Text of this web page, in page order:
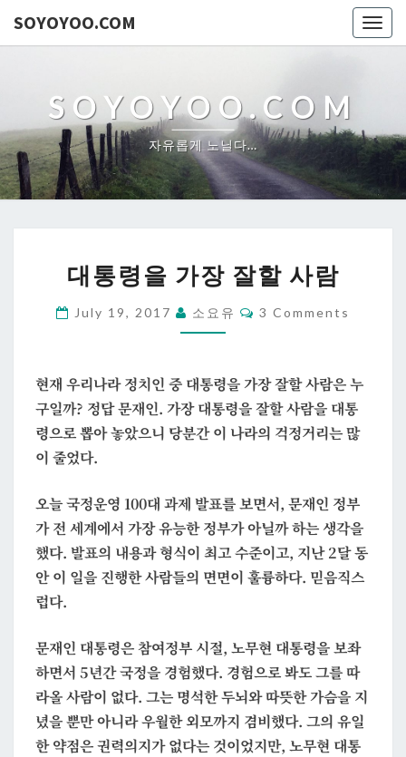
SOYOYOO.COM
SOYOYOO.COM
자유롭게 노닐다…
통
령
을
장
잘
할
대통령을 가장 잘할 사람
July 19, 2017 소요유 Comments
3 Comments
현재 우리나라 정치인 중 대통령을 가장 잘할 사람은 누
구일까? 정답 문재인. 가장 대통령을 잘할 사람을 대통
령으로 뽑아 놓았으니 당분간 이 나라의 걱정거리는 많
이 줄었다.
오늘 국정운영 100대 과제 발표를 보면서, 문재인 정부
가 전 세계에서 가장 유능한 정부가 아닐까 하는 생각을
했다. 발표의 내용과 형식이 최고 수준이고, 지난 2달 동
안 이 일을 진행한 사람들의 면면이 훌륭하다. 믿음직스
럽다.
문재인 대통령은 참여정부 시절, 노무현 대통령을 보좌
하면서 5년간 국정을 경험했다. 경험으로 봐도 그를 따
라올 사람이 없다. 그는 명석한 두뇌와 따뜻한 가슴을 지
녔을 뿐만 아니라 우월한 외모까지 겸비했다. 그의 유일
한 약점은 권력의지가 없다는 것이었지만, 노무현 대통